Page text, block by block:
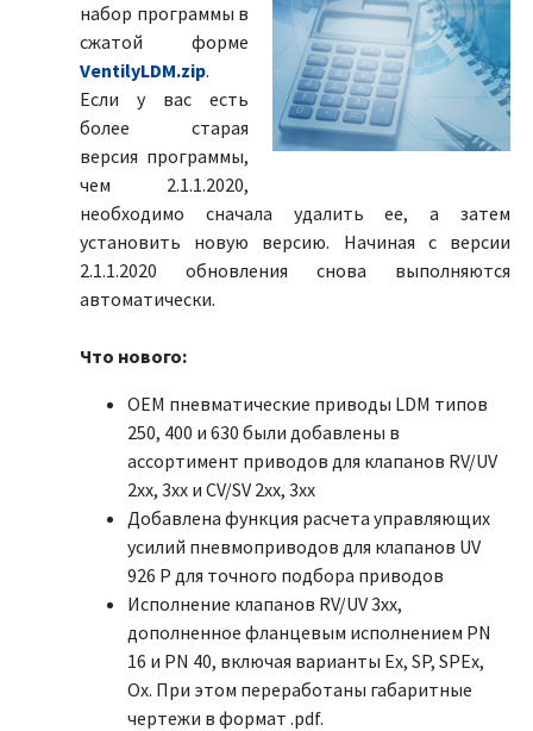
набор программы в
сжатой форме
VentilyLDM.zip.
Если у вас есть
более старая
версия программы,
чем 2.1.1.2020,
необходимо сначала удалить ее, а затем
установить новую версию. Начиная с версии
2.1.1.2020 обновления снова выполняются
автоматически.
Что нового:
OEM пневматические приводы LDM типов
250, 400 и 630 были добавлены в
ассортимент приводов для клапанов RV/UV
2xx, 3xx и CV/SV 2xx, 3xx
Добавлена функция расчета управляющих
усилий пневмоприводов для клапанов UV
926 P для точного подбора приводов
Исполнение клапанов RV/UV 3xx,
дополненное фланцевым исполнением PN
16 и PN 40, включая варианты Ex, SP, SPEx,
Ox. При этом переработаны габаритные
чертежи в формат .pdf.